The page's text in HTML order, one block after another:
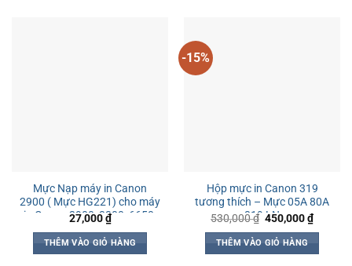
Mực Nạp máy in Canon
2900 ( Mực HG221) cho máy
in Canon 2900, 3300, 6650,
… Hp 1020, P2035, Pro 400,
P1320
27,000₫
THÊM VÀO GIỎ HÀNG
-15%
Hộp mực in Canon 319
tương thích – Mực 05A 80A
319 LN
530,000₫ Giá
là:
530,000 ₫.
450,000₫Giá
hiện
THÊM VÀO GIỎ HÀNG